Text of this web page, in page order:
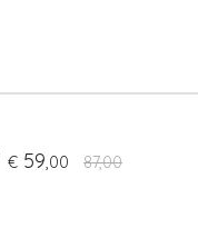
€ 59,00 87,00